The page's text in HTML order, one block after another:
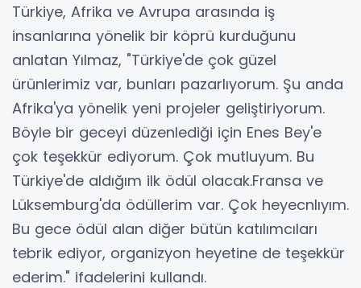
Türkiye, Afrika ve Avrupa arasında iş
insanlarına yönelik bir köprü kurduğunu
anlatan Yılmaz, "Türkiye'de çok güzel
ürünlerimiz var, bunları pazarlıyorum. Şu anda
Afrika'ya yönelik yeni projeler geliştiriyorum.
Böyle bir geceyi düzenlediği için Enes Bey'e
çok teşekkür ediyorum. Çok mutluyum. Bu
Türkiye'de aldığım ilk ödül olacak.Fransa ve
Lüksemburg'da ödüllerim var. Çok heyecnlıyım.
Bu gece ödül alan diğer bütün katılımcıları
tebrik ediyor, organizyon heyetine de teşekkür
ederim." ifadelerini kullandı.